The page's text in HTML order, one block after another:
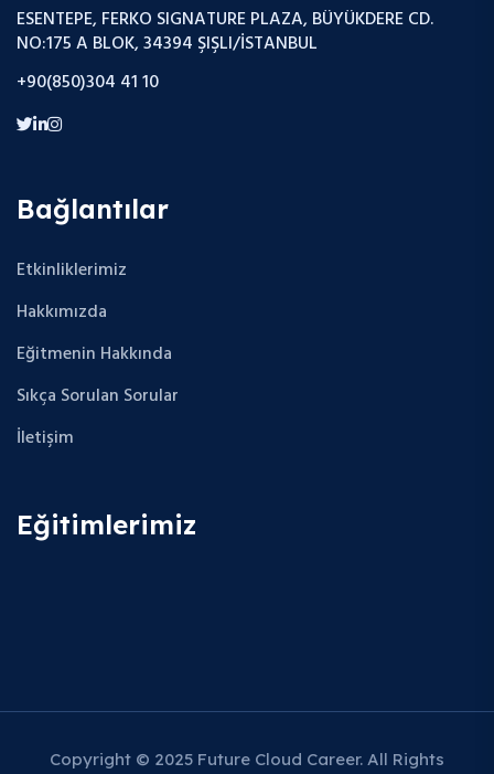
ESENTEPE, FERKO SIGNATURE PLAZA, BÜYÜKDERE CD.
NO:175 A BLOK, 34394 ŞIŞLI/İSTANBUL
+90(850)304 41 10
Bağlantılar
Etkinliklerimiz
Hakkımızda
Eğitmenin Hakkında
Sıkça Sorulan Sorular
İletişim
Eğitimlerimiz
Copyright © 2025 Future Cloud Career. All Rights